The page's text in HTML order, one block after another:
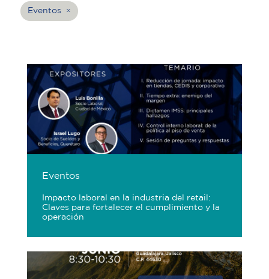
Eventos ×
Eventos
Impacto laboral en la industria del retail:
Claves para fortalecer el cumplimiento y la
operación